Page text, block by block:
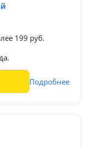
199 руб.
Подробнее